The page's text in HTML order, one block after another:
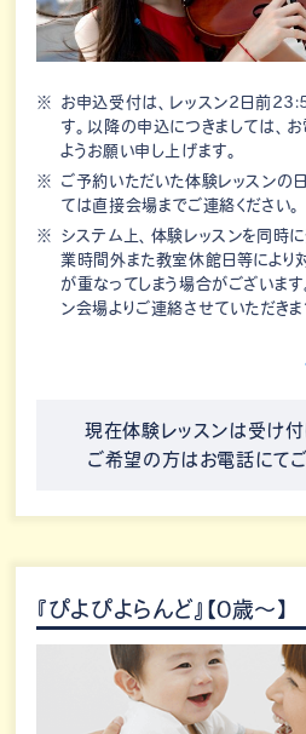
お申込受付は、レッスン2日前
す。以降の申込につきましては、
ようお願い申し上げます。
ご予約いただいた体験レッスンの
ては直接会場までご連絡ください。
システム上、体験レッスンを同時
業時間外また教室休館日等により
が重なってしまう場合がございま
ン会場よりご連絡させていただきま
現在体験レッスンは受け付
ご希望の方はお電話にてご
『ぴよぴよらんど』【0歳～】